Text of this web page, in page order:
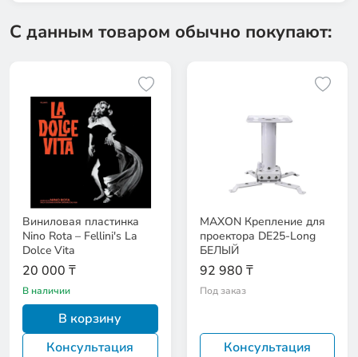
С данным товаром обычно покупают:
Виниловая пластинка
Nino Rota – Fellini's La
Dolce Vita
20 000 ₸
В наличии
В корзину
Консультация
MAXON Крепление для
проектора DE25-Long
БЕЛЫЙ
92 980 ₸
Под заказ
Консультация